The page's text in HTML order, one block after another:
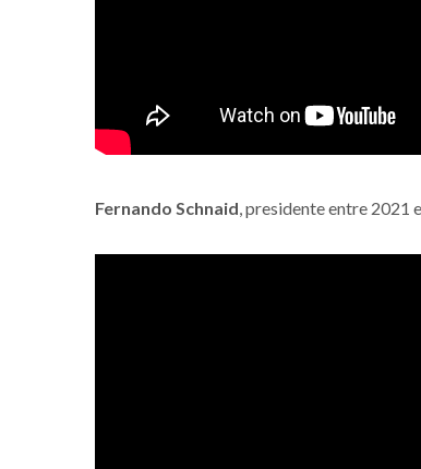
Fernando Schnaid, presidente entre 2021